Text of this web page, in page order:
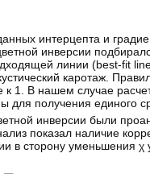
интерцепта и
инверсии
линии (best-fit
каротаж.
1. В нашем случае
для получения единого
инверсии были
показал наличие
в сторону уменьшения χ